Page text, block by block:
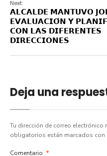
Next:
𝗔𝗟𝗖𝗔𝗟𝗗𝗘 𝗠𝗔𝗡𝗧𝗨𝗩𝗢
𝗘𝗩𝗔𝗟𝗨𝗔𝗖𝗜𝗢́𝗡 𝗬
𝗖𝗢𝗡 𝗟𝗔𝗦 𝗗𝗜𝗙𝗘𝗥𝗘𝗡𝗧𝗘𝗦
𝗗𝗜𝗥𝗘𝗖𝗖𝗜𝗢𝗡𝗘𝗦
Deja una
Tu dirección de correo electrónico
obligatorios están marcados con
Comentario *